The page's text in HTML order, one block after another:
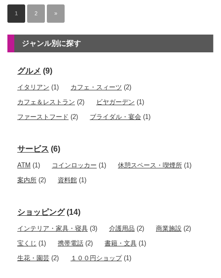
1 2 »
ジャンル別に探す
グルメ (9)
イタリアン (1) カフェ・スィーツ (2)
カフェ＆レストラン (2) ビヤガーデン (1)
ファーストフード (2) ブライダル・宴会 (1)
サービス (6)
ATM (1) コインロッカー (1) 休憩スペース・喫煙所 (1)
案内所 (2) 資料館 (1)
ショッピング(14)
インテリア・家具・寝具 (3) 介護用品 (2) 商業施設 (2)
宝くじ (1) 携帯電話 (2) 書籍・文具 (1)
生花・園芸 (2) １００円ショップ(1)